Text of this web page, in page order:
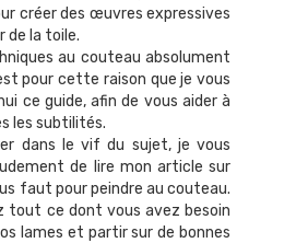
créer des œuvres expressives
de la toile.
au couteau absolument
pour cette raison que je vous
ce guide, afin de vous aider à
les subtilités.
dans le vif du sujet, je vous
de lire mon article sur
faut pour peindre au couteau.
tout ce dont vous avez besoin
lames et partir sur de bonnes